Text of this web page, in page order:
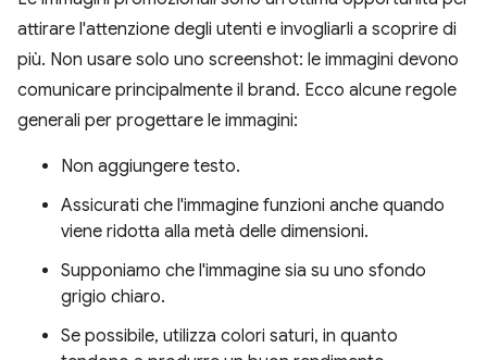
attirare l'attenzione degli utenti e invogliarli a scoprire di
più. Non usare solo uno screenshot: le immagini devono
comunicare principalmente il brand. Ecco alcune regole
generali per progettare le immagini:
Non aggiungere testo.
Assicurati che l'immagine funzioni anche quando
viene ridotta alla metà delle dimensioni.
Supponiamo che l'immagine sia su uno sfondo
grigio chiaro.
Se possibile, utilizza colori saturi, in quanto